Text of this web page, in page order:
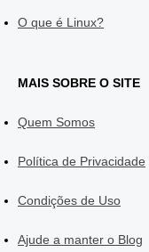
O que é Linux?
MAIS SOBRE O SITE
Quem Somos
Política de Privacidade
Condições de Uso
Ajude a manter o Blog